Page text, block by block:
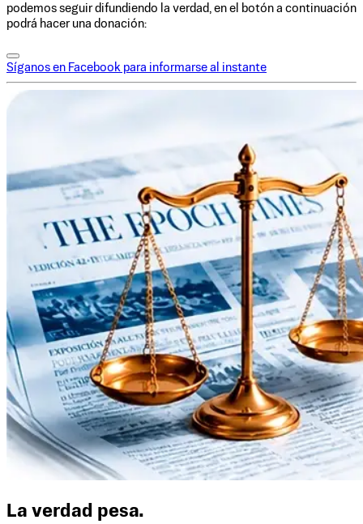
podemos seguir difundiendo la verdad, en el botón a continuación
podrá hacer una donación:
Síganos en Facebook para informarse al instante
La verdad pesa.